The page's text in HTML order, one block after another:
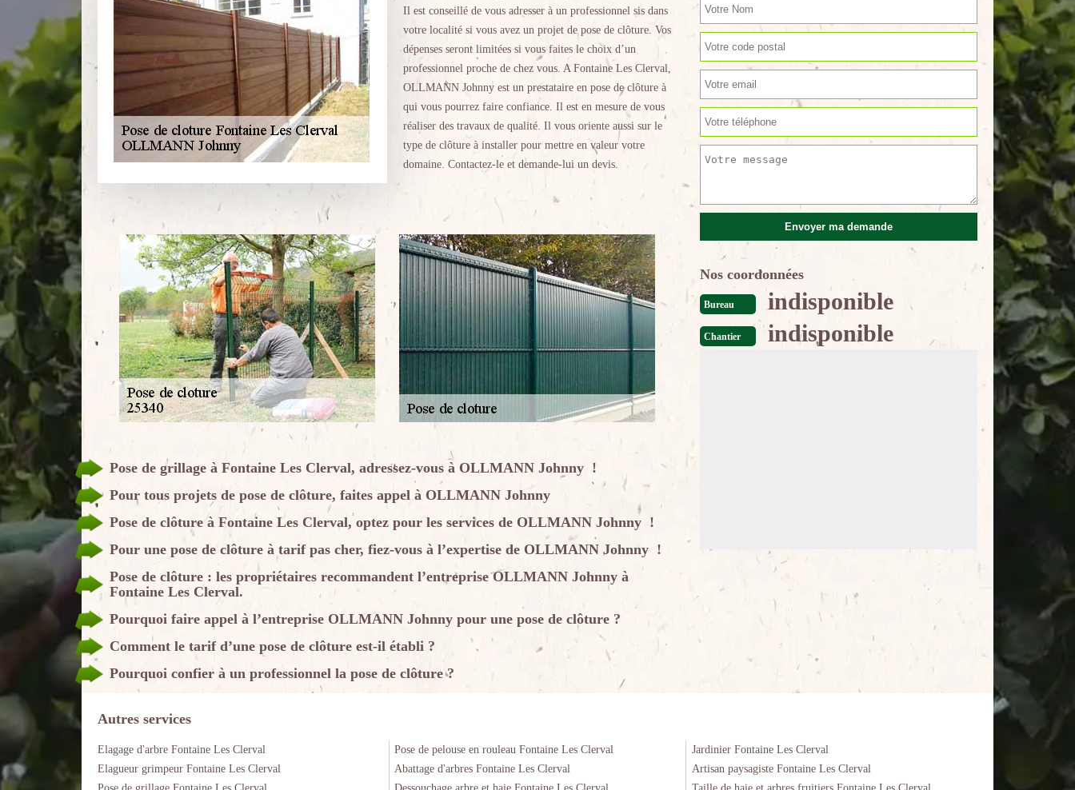
Il est conseillé de vous adresser à un professionnel sis dans
votre localité si vous avez un projet de pose de clôture. Vos
dépenses seront limitées si vous faites le choix d’un
professionnel proche de chez vous. A Fontaine Les Clerval,
OLLMANN Johnny est un prestataire en pose de clôture à
qui vous pourrez faire confiance. Il est en mesure de vous
réaliser des travaux de qualité. Il vous oriente aussi sur le
type de clôture à installer pour mettre en valeur votre
domaine. Contactez-le et demande-lui un devis.
Pose de grillage à Fontaine Les Clerval, adressez-vous à OLLMANN Johnny !
Pour tous projets de pose de clôture, faites appel à OLLMANN Johnny
Pose de clôture à Fontaine Les Clerval, optez pour les services de OLLMANN Johnny !
Pour une pose de clôture à tarif pas cher, fiez-vous à l’expertise de OLLMANN Johnny !
Pose de clôture : les propriétaires recommandent l’entreprise OLLMANN Johnny à
Fontaine Les Clerval.
Pourquoi faire appel à l’entreprise OLLMANN Johnny pour une pose de clôture ?
Comment le tarif d’une pose de clôture est-il établi ?
Pourquoi confier à un professionnel la pose de clôture ?
Nos coordonnées
Bureau indisponible
Chantier indisponible
Autres services
Elagage d'arbre Fontaine Les Clerval
Elagueur grimpeur Fontaine Les Clerval
Pose de pelouse en rouleau Fontaine Les Clerval
Abattage d'arbres Fontaine Les Clerval
Jardinier Fontaine Les Clerval
Artisan paysagiste Fontaine Les Clerval